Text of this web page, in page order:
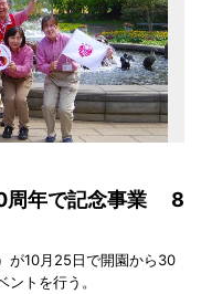
周年で記念事業 8
が10月25日で開園から30
トを行う。